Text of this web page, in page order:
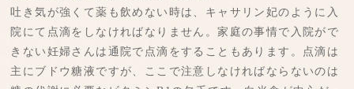
吐き気が強くて薬も飲めない時は、キャサリン妃のように入
院にて点滴をしなければなりません。家庭の事情で入院がで
きない妊婦さんは通院で点滴をすることもあります。点滴は
主にブドウ糖液ですが、ここで注意しなければならないのは